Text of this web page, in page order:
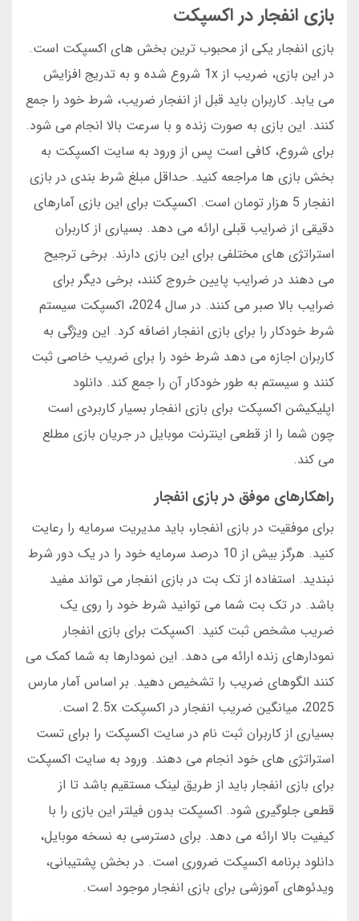
بازی انفجار در اکسپکت
بازی انفجار یکی از محبوب ترین بخش های اکسپکت است.
در این بازی، ضریب از 1x شروع شده و به تدریج افزایش
می یابد. کاربران باید قبل از انفجار ضریب، شرط خود را جمع
کنند. این بازی به صورت زنده و با سرعت بالا انجام می شود.
برای شروع، کافی است پس از ورود به سایت اکسپکت به
بخش بازی ها مراجعه کنید. حداقل مبلغ شرط بندی در بازی
انفجار 5 هزار تومان است. اکسپکت برای این بازی آمارهای
دقیقی از ضرایب قبلی ارائه می دهد. بسیاری از کاربران
استراتژی های مختلفی برای این بازی دارند. برخی ترجیح
می دهند در ضرایب پایین خروج کنند، برخی دیگر برای
ضرایب بالا صبر می کنند. در سال 2024، اکسپکت سیستم
شرط خودکار را برای بازی انفجار اضافه کرد. این ویژگی به
کاربران اجازه می دهد شرط خود را برای ضریب خاصی ثبت
کنند و سیستم به طور خودکار آن را جمع کند. دانلود
اپلیکیشن اکسپکت برای بازی انفجار بسیار کاربردی است
چون شما را از قطعی اینترنت موبایل در جریان بازی مطلع
می کند.
راهکارهای موفق در بازی انفجار
برای موفقیت در بازی انفجار، باید مدیریت سرمایه را رعایت
کنید. هرگز بیش از 10 درصد سرمایه خود را در یک دور شرط
نبندید. استفاده از تک بت در بازی انفجار می تواند مفید
باشد. در تک بت شما می توانید شرط خود را روی یک
ضریب مشخص ثبت کنید. اکسپکت برای بازی انفجار
نمودارهای زنده ارائه می دهد. این نمودارها به شما کمک می
کنند الگوهای ضریب را تشخیص دهید. بر اساس آمار مارس
2025، میانگین ضریب انفجار در اکسپکت 2.5x است.
بسیاری از کاربران ثبت نام در سایت اکسپکت را برای تست
استراتژی های خود انجام می دهند. ورود به سایت اکسپکت
برای بازی انفجار باید از طریق لینک مستقیم باشد تا از
قطعی جلوگیری شود. اکسپکت بدون فیلتر این بازی را با
کیفیت بالا ارائه می دهد. برای دسترسی به نسخه موبایل،
دانلود برنامه اکسپکت ضروری است. در بخش پشتیبانی،
ویدئوهای آموزشی برای بازی انفجار موجود است.